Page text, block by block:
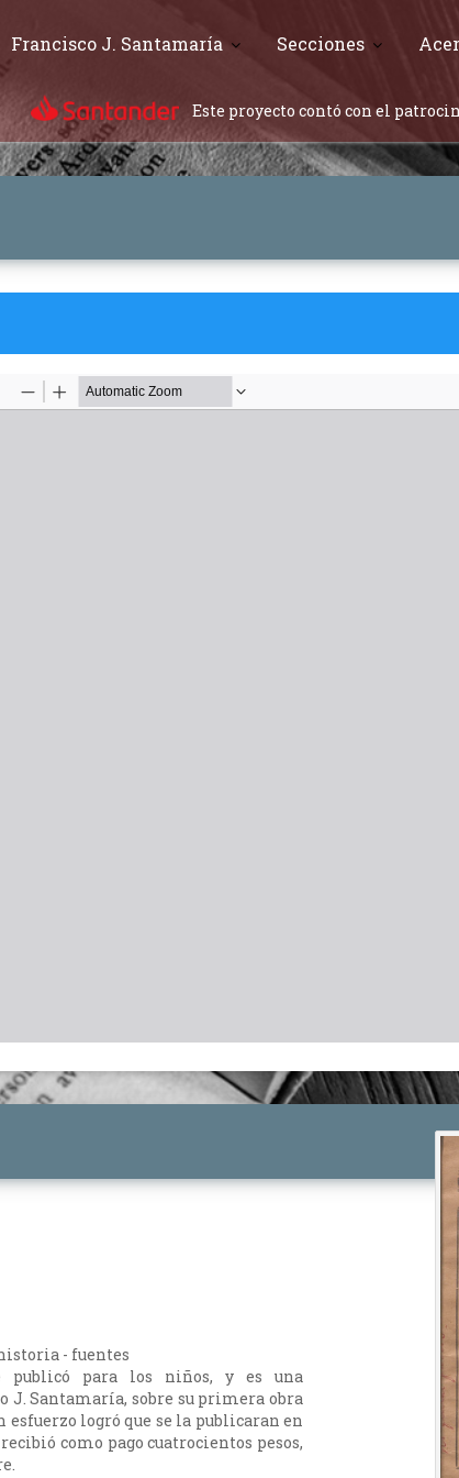
Francisco J. Santamaría Secciones
Este proyecto contó con el
historia - fuentes
para los niños, y es una
J. Santamaría, sobre su primera obra
esfuerzo logró que se la publicaran en
como pago cuatrocientos pesos,